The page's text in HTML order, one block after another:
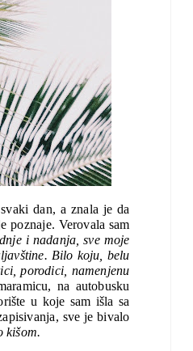
dan, a znala je da
poznaje. Verovala sam
i nadanja, sve moje
Bilo koju, belu
porodici, namenjenu
na autobusku
u koje sam išla sa
sve je bivalo
kišom.